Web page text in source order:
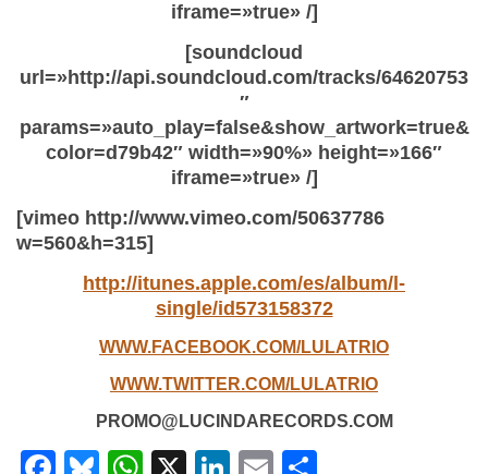
iframe=»true» /]
[soundcloud
url=»http://api.soundcloud.com/tracks/64620753
″
params=»auto_play=false&show_artwork=true&
color=d79b42″ width=»90%» height=»166″
iframe=»true» /]
[vimeo http://www.vimeo.com/50637786
w=560&h=315]
http://itunes.apple.com/es/album/l-
single/id573158372
WWW.FACEBOOK.COM/LULATRIO
WWW.TWITTER.COM/LULATRIO
PROMO@LUCINDARECORDS.COM